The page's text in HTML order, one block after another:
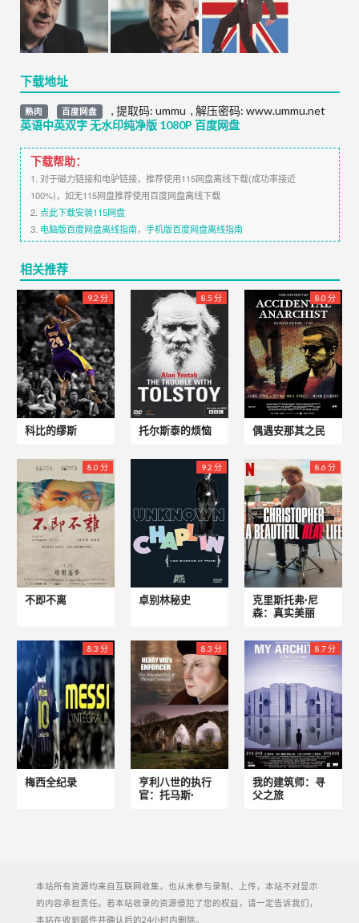
下载地址
熟肉 百度网盘
英语中英双字 无水印纯净版 1080P 百度网盘
, 提取码: ummu , 解压密码: www.ummu.net
下载帮助：
1. 对于磁力链接和电驴链接，推荐使用115网盘离线下载(成功率接近
100%)，如无115网盘推荐使用百度网盘离线下载
2. 点此下载安装115网盘
3. 电脑版百度网盘离线指南， 手机版百度网盘离线指南
相关推荐
9.2 分
科比的缪斯
8.5 分
托尔斯泰的烦恼
8.0 分
偶遇安那其之民
8.0 分
不即不离
9.2 分
卓别林秘史
8.6 分
克里斯托弗·尼
森：真实美丽
8.3 分
梅西全纪录
8.3 分
亨利八世的执行
官：托马斯·
8.7 分
我的建筑师：寻
父之旅
本站所有资源均来自互联网收集，也从未参与录制、上传，本站不对显示
的内容承担责任。若本站收录的资源侵犯了您的权益，请一定告诉我们，
本站在收到邮件并确认后的24小时内删除。